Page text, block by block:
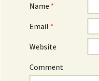
Name *
Email *
Website
Comment